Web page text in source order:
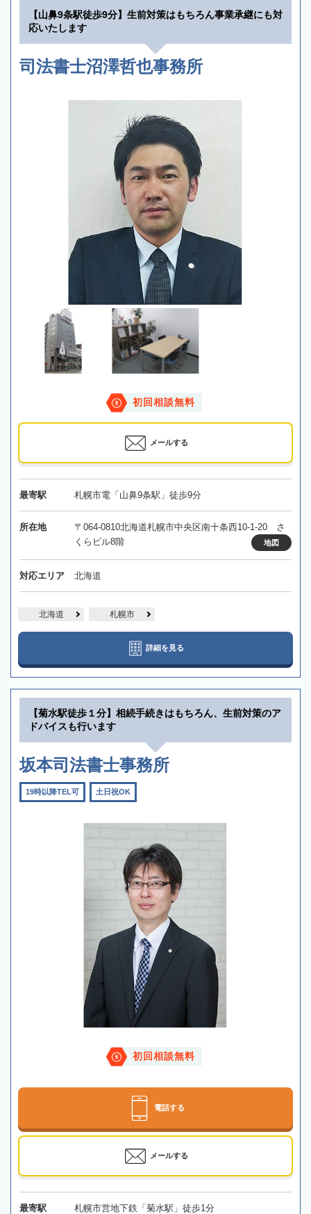
【山鼻9条駅徒歩9分】生前対策はもちろん事業承継にも対
応いたします
司法書士沼澤哲也事務所
初回相談無料
メールする
最寄駅 札幌市電「山鼻9条駅」徒歩9分
所在地
〒064-0810北海道札幌市中央区南十条西10-1-20 さ
くらビル8階
地図
対応エリア 北海道
北海道 札幌市
詳細を見る
【菊水駅徒歩１分】相続手続きはもちろん、生前対策のア
ドバイスも行います
坂本司法書士事務所
19時以降TEL可 土日祝OK
初回相談無料
電話する
メールする
最寄駅 札幌市営地下鉄「菊水駅」徒歩1分